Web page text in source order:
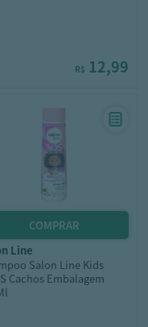
R$ 12,99
line
Salon Line Kids
Cachos Embalagem